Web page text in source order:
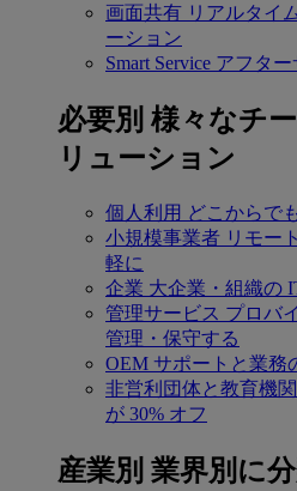
画面共有 リアルタイ
ーション
Smart Service アフタ
必要別 様々なチ
リューション
個人利用 どこからで
小規模事業者 リモー
軽に
企業 大企業・組織の
管理サービス プロバ
管理・保守する
OEM サポートと業務
非営利団体と教育機関
が 30% オフ
産業別 業界別に